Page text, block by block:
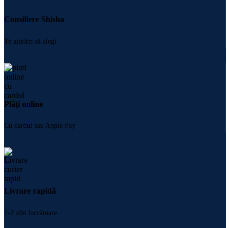
Consiliere Shisha
Te ajutăm să alegi
Plăți online
Cu cardul sau Apple Pay
Livrare rapidă
1-2 zile lucrătoare